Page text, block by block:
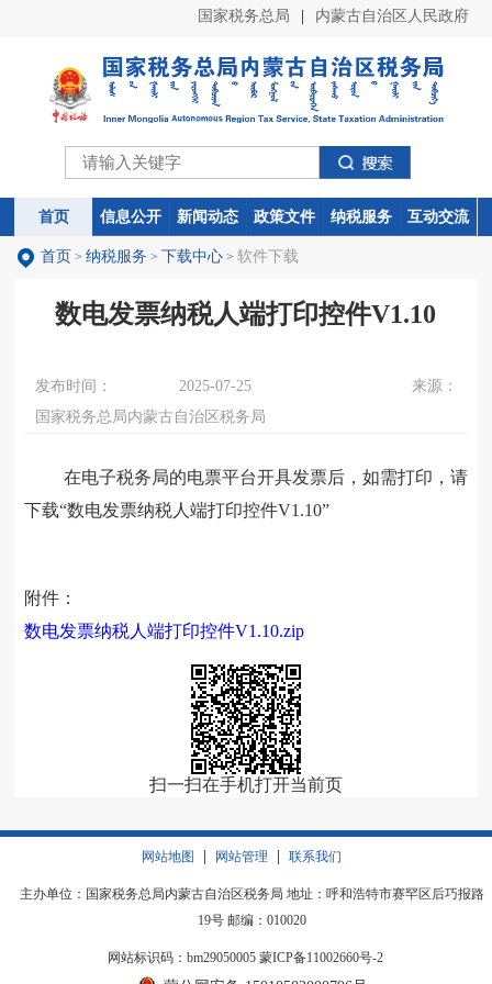
国家税务总局 内蒙古自治区人民政府
首页 信息公开 新闻动态 政策文件 纳税服务 互动交流
首页 信息公开 新闻动态 政策文件 纳税服务 互动交流
首页 > 纳税服务 > 下载中心> 软件下载
数电发票纳税人端打印控件V1.10
发布时间： 2025-07-25
来源：
国家税务总局内蒙古自治区税务局
在电子税务局的电票平台开具发票后，如需打印，请
下载“数电发票纳税人端打印控件V1.10”
附件：
数电发票纳税人端打印控件V1.10.zip
扫一扫在手机打开当前页
网站地图 网站管理 联系我们
主办单位：国家税务总局内蒙古自治区税务局 地址：呼和浩特市赛罕区后巧报路
19号 邮编：010020
网站标识码：bm29050005 蒙ICP备11002660号-2